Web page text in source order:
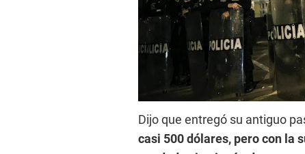
Dijo que entregó su antiguo
casi 500 dólares, pero con la